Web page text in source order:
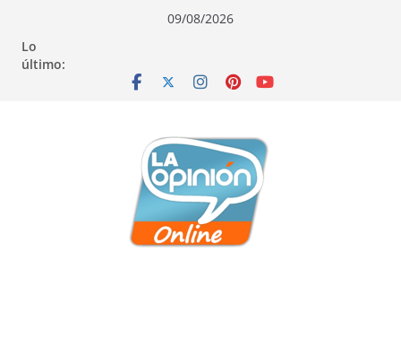
contenido
navegación
contenido
09/08/2026
Lo
último: